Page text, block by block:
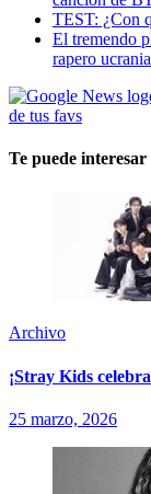
TEST: ¿Con
El tremendo
rapero
de tus favs
Te puede interesar
Archivo
¡Stray Kids
25 marzo, 2026